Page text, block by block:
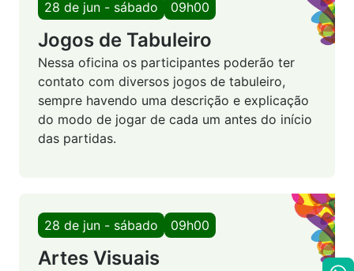
28 de jun - sábado 09h00
Jogos de Tabuleiro
Nessa oficina os participantes poderão ter
contato com diversos jogos de tabuleiro,
sempre havendo uma descrição e explicação
do modo de jogar de cada um antes do início
das partidas.
28 de jun - sábado 09h00
Artes Visuais